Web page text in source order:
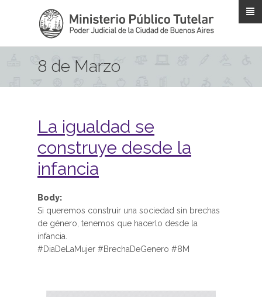
8 de Marzo
La igualdad se
construye desde la
infancia
Body:
Si queremos construir una sociedad sin brechas
de género, tenemos que hacerlo desde la
infancia.
#DiaDeLaMujer #BrechaDeGenero #8M